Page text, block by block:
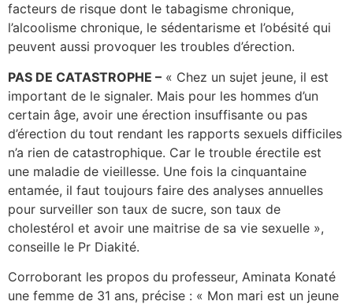
facteurs de risque dont le tabagisme chronique,
l’alcoolisme chronique, le sédentarisme et l’obésité qui
peuvent aussi provoquer les troubles d’érection.
PAS DE CATASTROPHE – « Chez un sujet jeune, il est
important de le signaler. Mais pour les hommes d’un
certain âge, avoir une érection insuffisante ou pas
d’érection du tout rendant les rapports sexuels difficiles
n’a rien de catastrophique. Car le trouble érectile est
une maladie de vieillesse. Une fois la cinquantaine
entamée, il faut toujours faire des analyses annuelles
pour surveiller son taux de sucre, son taux de
cholestérol et avoir une maitrise de sa vie sexuelle »,
conseille le Pr Diakité.
Corroborant les propos du professeur, Aminata Konaté
une femme de 31 ans, précise : « Mon mari est un jeune